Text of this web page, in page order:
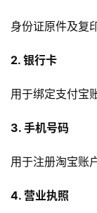
身份证原件及复
2. 银行卡
用于绑定支付宝
3. 手机号码
用于注册淘宝账
4. 营业执照